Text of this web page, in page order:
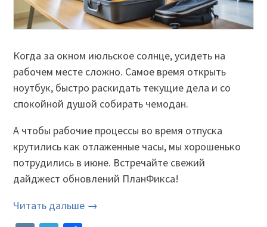
Когда за окном июльское солнце, усидеть на
рабочем месте сложно. Самое время открыть
ноутбук, быстро раскидать текущие дела и со
спокойной душой собирать чемодан.
А чтобы рабочие процессы во время отпуска
крутились как отлаженные часы, мы хорошенько
потрудились в июне. Встречайте свежий
дайджест обновлений ПланФикса!
Читать дальше →